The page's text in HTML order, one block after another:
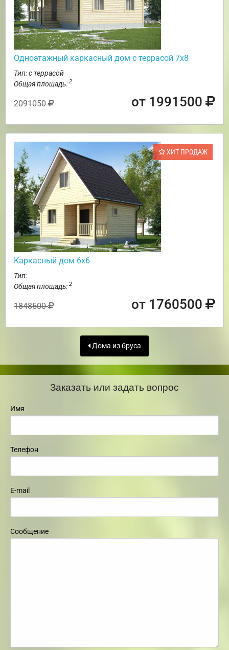
Одноэтажный каркасный дом с террасой 7х8
Тип: с террасой
Общая площадь: 2
2091050 от 1991500
ХИТ ПРОДАЖ
Каркасный дом 6х6
Тип:
Общая площадь: 2
1848500 от 1760500
Дома из бруса
Заказать или задать вопрос
Имя
Телефон
E-mail
Сообщение